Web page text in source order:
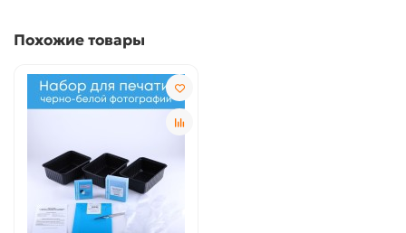
Похожие товары